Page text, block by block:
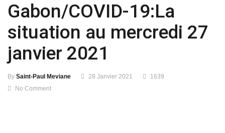
Gabon/COVID-19:La
situation au mercredi 27
janvier 2021
By Saint-Paul Meviane 28 Janvier 2021
1639
No Comment